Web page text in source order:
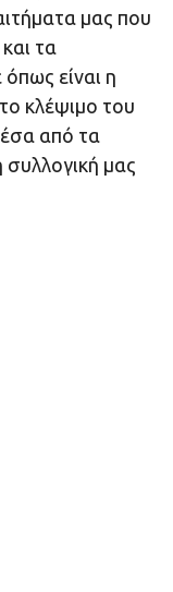
μας που
τα
είναι η
κλέψιμο του
από τα
μας